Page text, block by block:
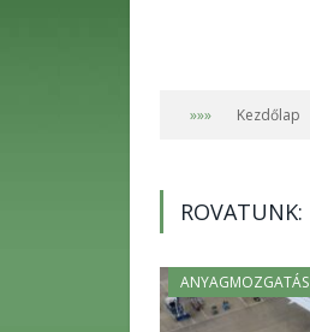
»»» Kezdőlap
ROVATUNK:
ANYAGMOZGATÁS